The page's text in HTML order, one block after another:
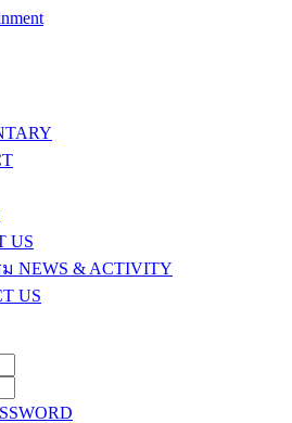
US
NEWS & ACTIVITY
US